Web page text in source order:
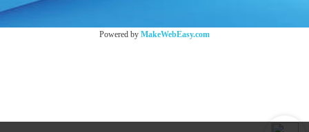
Powered by MakeWebEasy.com